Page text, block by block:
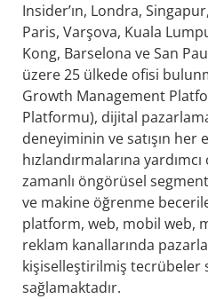
Insider’ın, Londra,
Paris, Varşova, Kuala
Kong, Barselona ve San
üzere 25 ülkede ofisi
Growth Management
Platformu), dijital
deneyiminin ve satışın her
hızlandırmalarına
zamanlı öngörüsel
ve makine öğrenme
platform, web, mobil web,
reklam kanallarında
kişiselleştirilmiş tecrübeler
sağlamaktadır.